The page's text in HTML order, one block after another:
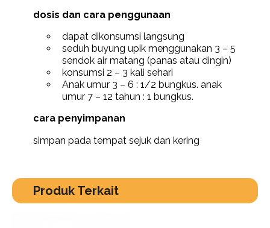
dosis dan cara penggunaan
dapat dikonsumsi langsung
seduh buyung upik menggunakan 3 – 5
sendok air matang (panas atau dingin)
konsumsi 2 – 3 kali sehari
Anak umur 3 – 6 : 1/2 bungkus. anak
umur 7 – 12 tahun : 1 bungkus.
cara penyimpanan
simpan pada tempat sejuk dan kering
Produk Terkait